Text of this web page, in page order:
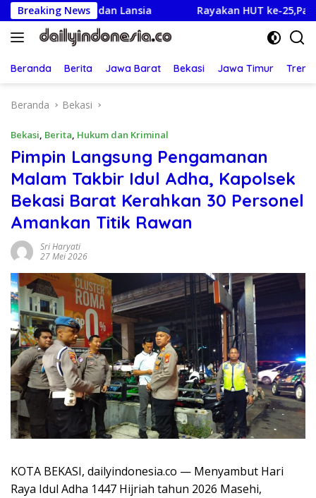
Langsung
ke
konten
Breaking News
dan Lansia Rayakan HUT ke-25,Partai Demokrat
Beranda Berita Jawa Barat Bekasi Jawa Timur
Beranda Bekasi
Bekasi, Berita, Hukum dan Kriminal
Pimpin Langsung Pengamanan
Malam Takbir Idul Adha, Kapolsek
Bekasi Barat Kerahkan 30 Personel
Amankan Titik Rawan
Sri Haryati
27 Mei 2026
KOTA BEKASI, dailyindonesia.co — Menyambut Hari
Raya Idul Adha 1447 Hijriah tahun 2026 Masehi,